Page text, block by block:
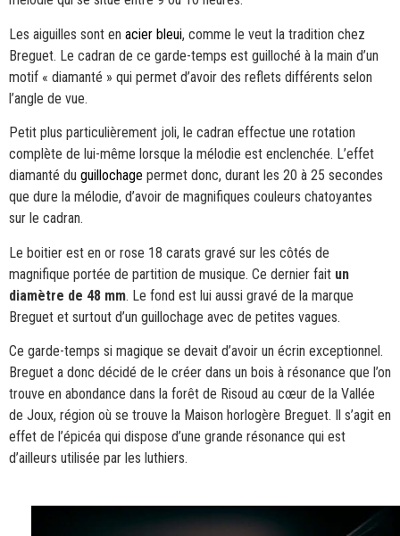
Les aiguilles sont en acier bleui, comme le veut la tradition chez
Breguet. Le cadran de ce garde-temps est guilloché à la main d’un
motif « diamanté » qui permet d’avoir des reflets différents selon
l’angle de vue.
Petit plus particulièrement joli, le cadran effectue une rotation
complète de lui-même lorsque la mélodie est enclenchée. L’effet
diamanté du guillochage permet donc, durant les 20 à 25 secondes
que dure la mélodie, d’avoir de magnifiques couleurs chatoyantes
sur le cadran.
Le boitier est en or rose 18 carats gravé sur les côtés de
magnifique portée de partition de musique. Ce dernier fait un
diamètre de 48 mm. Le fond est lui aussi gravé de la marque
Breguet et surtout d’un guillochage avec de petites vagues.
Ce garde-temps si magique se devait d’avoir un écrin exceptionnel.
Breguet a donc décidé de le créer dans un bois à résonance que l’on
trouve en abondance dans la forêt de Risoud au cœur de la Vallée
de Joux, région où se trouve la Maison horlogère Breguet. Il s’agit en
effet de l’épicéa qui dispose d’une grande résonance qui est
d’ailleurs utilisée par les luthiers.